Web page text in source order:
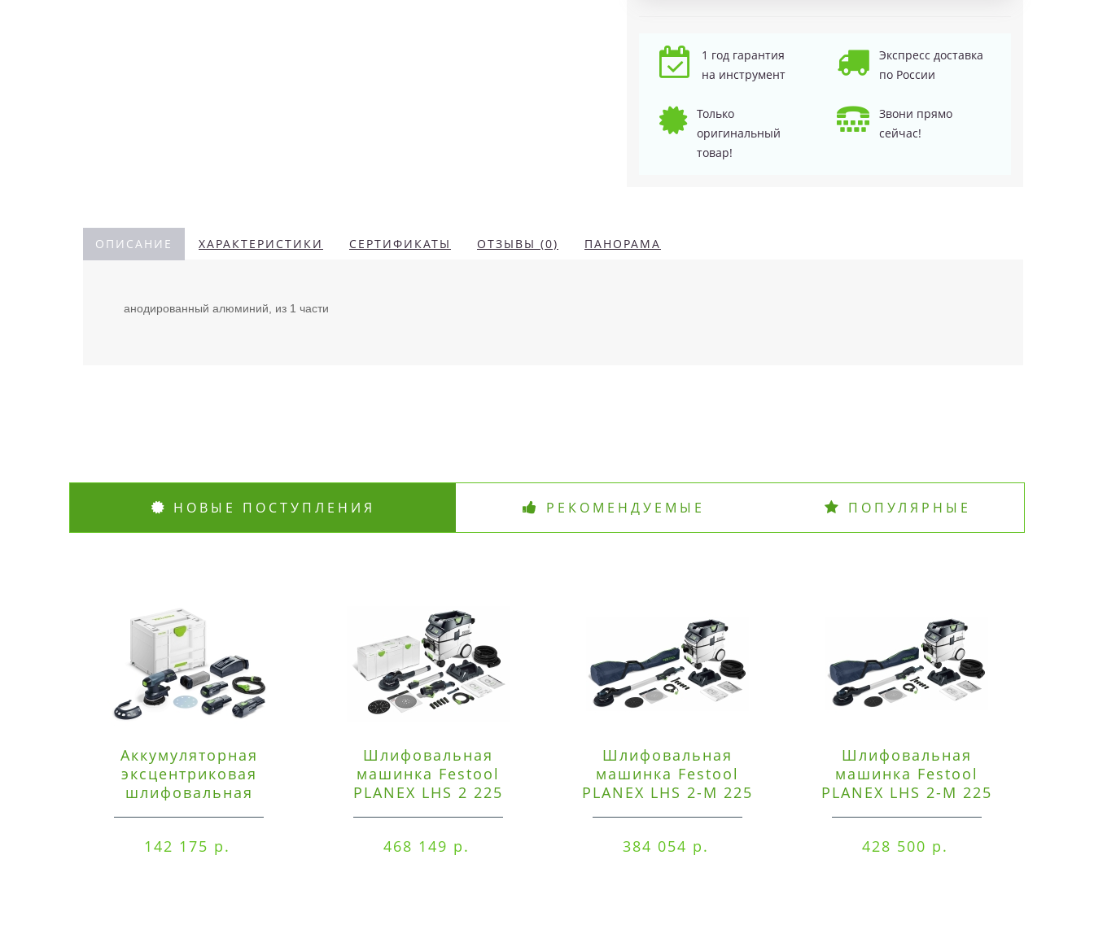
1 год гарантия
на инструмент
Экспресс доставка
по России
Только
оригинальный
товар!
Звони прямо
сейчас!
ОПИСАНИЕ ХАРАКТЕРИСТИКИ СЕРТИФИКАТЫ ОТЗЫВЫ (0) ПАНОРАМА
анодированный алюминий, из 1 части
НОВЫЕ ПОСТУПЛЕНИЯ РЕКОМЕНДУЕМЫЕ ПОПУЛЯРНЫЕ
Аккумуляторная
эксцентриковая
шлифовальная
142 175 р.
Шлифовальная
машинка Festool
PLANEX LHS 2 225
468 149 р.
Шлифовальная
машинка Festool
PLANEX LHS 2-M 225
384 054 р.
Шлифовальная
машинка Festool
PLANEX LHS 2-M 225
428 500 р.